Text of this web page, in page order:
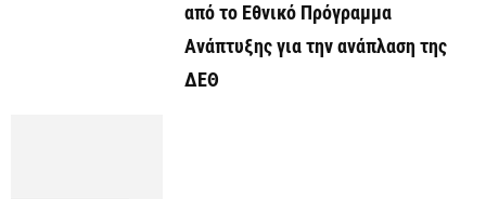
από το Εθνικό Πρόγραμμα
Ανάπτυξης για την ανάπλαση της
ΔΕΘ